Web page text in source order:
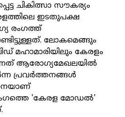
ചികിത്സാ സൗകര്യം
ഇടതുപക്ഷ
രംഗത്ത്
ലോകമെങ്ങും
മഹാമാരിയിലും കേരളം
ആരോഗ്യമേഖലയില്‍
പ്രവര്‍ത്തനങ്ങള്‍
'കേരള മോഡല്‍'